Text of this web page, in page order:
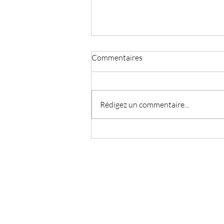
Commentaires
Rédigez un commentaire...